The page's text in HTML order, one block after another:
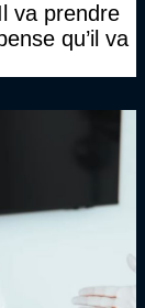
va prendre
qu’il va